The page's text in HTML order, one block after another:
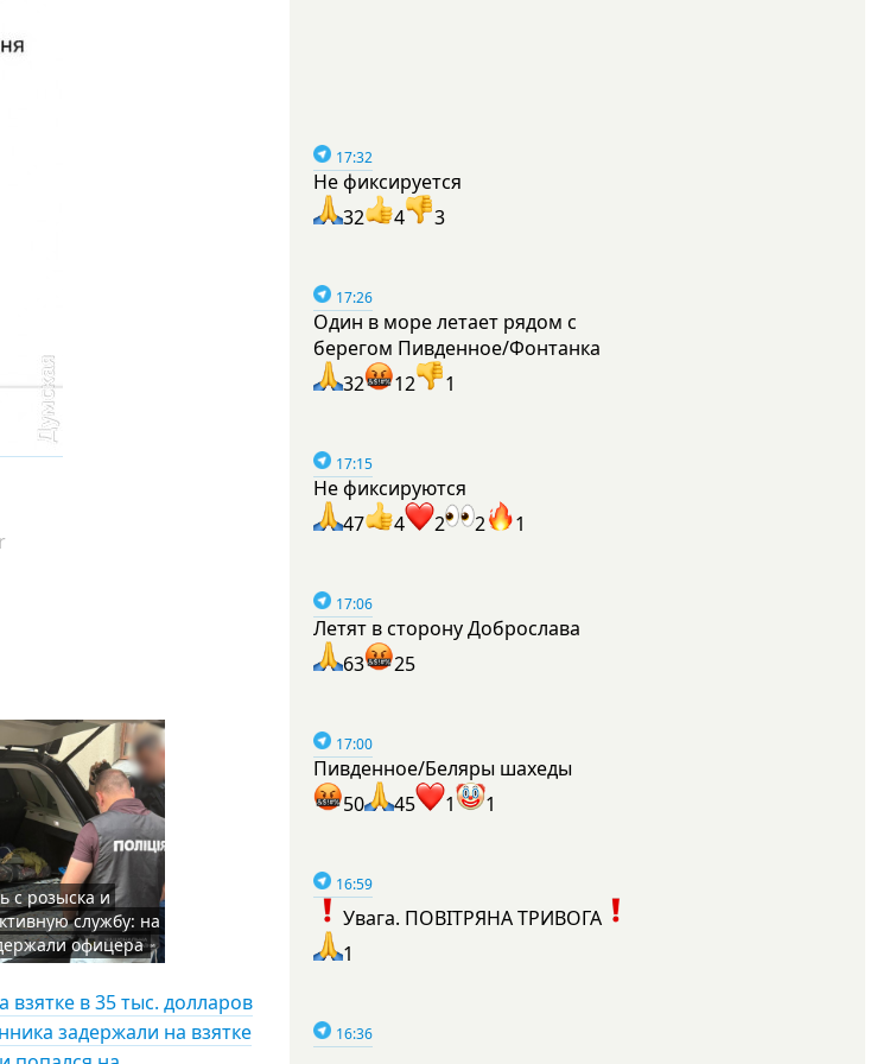
с розыска и
службу: на
офицера
в 35 тыс. долларов
задержали на взятке
17:32
Не фиксируется
32
4 3
17:26
Один в море летает рядом с
берегом Пивденное/Фонтанка
32
12 1
17:15
Не фиксируются
47
4 2 2 1
17:06
Летят в сторону Доброслава
63
25
17:00
Пивденное/Беляры шахеды
50
45 1 1
16:59
Увага. ПОВІТРЯНА ТРИВОГА
1
16:36